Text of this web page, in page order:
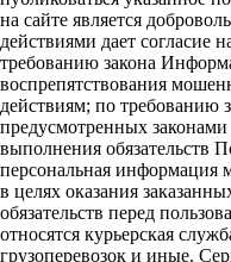
на сайте является
действиями дает согласие
требованию закона
воспрепятствования
действиям; по требованию
предусмотренных
выполнения обязательств
персональная информация
в целях оказания
обязательств перед
относятся курьерская
грузоперевозок и иные.